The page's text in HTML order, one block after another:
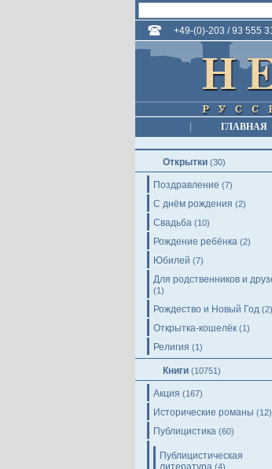
+49-(0)-203 / 93 555
ГЛАВНАЯ
Открытки (30)
Поздравление (7)
С днём рождения (2)
Свадьба (10)
Рождение ребёнка (2)
Юбилей (7)
Для родственников и
(1)
Рождество и Новый Год (2)
Открытка-кошелёк (1)
Религия (1)
Книги (10751)
Акция (167)
Исторические романы (12)
Публицистика (60)
Публицистическая
литература (4)